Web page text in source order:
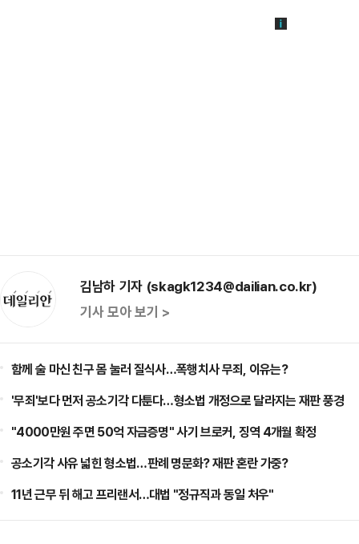
김남하 기자 (skagk1234@dailian.co.kr)
기사 모아 보기 >
함께 술 마신 친구 몸 눌러 질식사…폭행치사 무죄, 이유는?
'무죄'보다 먼저 공소기각 다툰다…형소법 개정으로 달라지는 재판 풍경
"4000만원 주면 50억 자금증명" 사기 브로커, 징역 4개월 확정
공소기각 사유 넓힌 형소법…판례 명문화? 재판 혼란 가중?
11년 근무 뒤 해고 프리랜서…대법 "정규직과 동일 처우"